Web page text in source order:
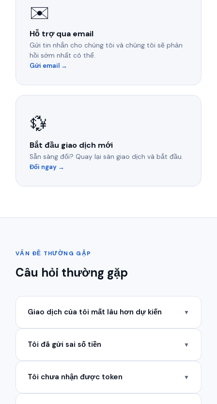
✉️
Hỗ trợ qua email
Gửi tin nhắn cho chúng tôi và chúng tôi sẽ phản
hồi sớm nhất có thể.
Gửi email →
💱
Bắt đầu giao dịch mới
Sẵn sàng đổi? Quay lại sàn giao dịch và bắt đầu.
Đổi ngay →
VẤN ĐỀ THƯỜNG GẶP
Câu hỏi thường gặp
Giao dịch của tôi mất lâu hơn dự kiến ▼
Tôi đã gửi sai số tiền ▼
Tôi chưa nhận được token ▼